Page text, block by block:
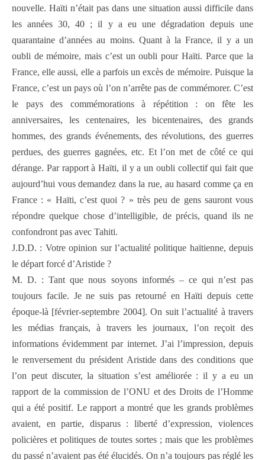
nouvelle. Haïti n’était pas dans une situation aussi difficile dans
les années 30, 40 ; il y a eu une dégradation depuis une
quarantaine d’années au moins. Quant à la France, il y a un
oubli de mémoire, mais c’est un oubli pour Haïti. Parce que la
France, elle aussi, elle a parfois un excès de mémoire. Puisque la
France, c’est un pays où l’on n’arrête pas de commémorer. C’est
le pays des commémorations à répétition : on fête les
anniversaires, les centenaires, les bicentenaires, des grands
hommes, des grands événements, des révolutions, des guerres
perdues, des guerres gagnées, etc. Et l’on met de côté ce qui
dérange. Par rapport à Haïti, il y a un oubli collectif qui fait que
aujourd’hui vous demandez dans la rue, au hasard comme ça en
France : « Haïti, c’est quoi ? » très peu de gens sauront vous
répondre quelque chose d’intelligible, de précis, quand ils ne
confondront pas avec Tahiti.
J.D.D. : Votre opinion sur l’actualité politique haïtienne, depuis
le départ forcé d’Aristide ?
M. D. : Tant que nous soyons informés – ce qui n’est pas
toujours facile. Je ne suis pas retourné en Haïti depuis cette
époque-là [février-septembre 2004]. On suit l’actualité à travers
les médias français, à travers les journaux, l’on reçoit des
informations évidemment par internet. J’ai l’impression, depuis
le renversement du président Aristide dans des conditions que
l’on peut discuter, la situation s’est améliorée : il y a eu un
rapport de la commission de l’ONU et des Droits de l’Homme
qui a été positif. Le rapport a montré que les grands problèmes
avaient, en partie, disparus : liberté d’expression, violences
policières et politiques de toutes sortes ; mais que les problèmes
du passé n’avaient pas été élucidés. On n’a toujours pas réglé les